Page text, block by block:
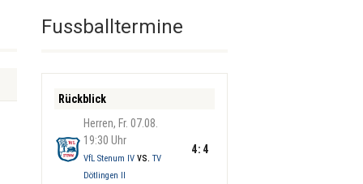
Fussballtermine